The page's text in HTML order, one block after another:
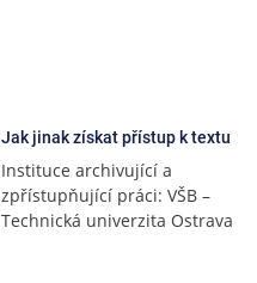
Jak jinak získat přístup k textu
Instituce archivující a
zpřístupňující práci: VŠB –
Technická univerzita Ostrava